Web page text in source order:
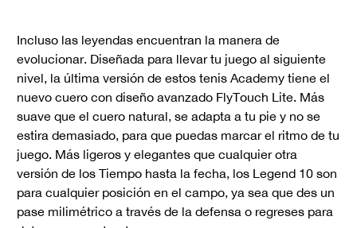
Incluso las leyendas encuentran la manera de
evolucionar. Diseñada para llevar tu juego al siguiente
nivel, la última versión de estos tenis Academy tiene el
nuevo cuero con diseño avanzado FlyTouch Lite. Más
suave que el cuero natural, se adapta a tu pie y no se
estira demasiado, para que puedas marcar el ritmo de tu
juego. Más ligeros y elegantes que cualquier otra
versión de los Tiempo hasta la fecha, los Legend 10 son
para cualquier posición en el campo, ya sea que des un
pase milimétrico a través de la defensa o regreses para